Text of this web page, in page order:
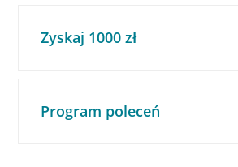
Zyskaj 1000 zł
Program poleceń